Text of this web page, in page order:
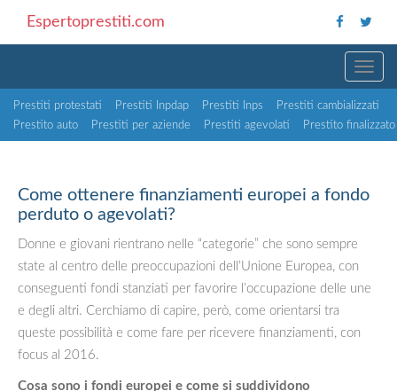
Espertoprestiti.com
Prestiti protestati Prestiti Inpdap Prestiti Inps
Prestiti cambializzati
Prestito auto
Prestiti per aziende Prestiti agevolati Prestito finalizzato
Come ottenere finanziamenti europei a fondo
perduto o agevolati?
Donne e giovani rientrano nelle “categorie” che sono sempre
state al centro delle preoccupazioni dell’Unione Europea, con
conseguenti fondi stanziati per favorire l’occupazione delle une
e degli altri. Cerchiamo di capire, però, come orientarsi tra
queste possibilità e come fare per ricevere finanziamenti, con
focus al 2016.
Cosa sono i fondi europei e come si suddividono